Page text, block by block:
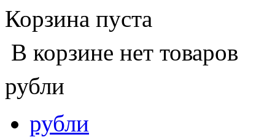
Корзина пуста
В корзине нет товаров
рубли
рубли